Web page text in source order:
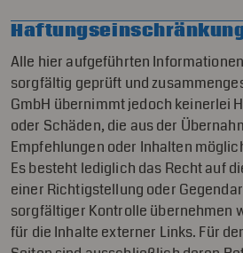
Alle hier aufgeführten
sorgfältig geprüft und
GmbH übernimmt jedoch keinerlei
oder Schäden, die aus der
Empfehlungen oder Inhalten
Es besteht lediglich das Recht auf
einer Richtigstellung oder
sorgfältiger Kontrolle übernehmen
für die Inhalte externer Links. Für